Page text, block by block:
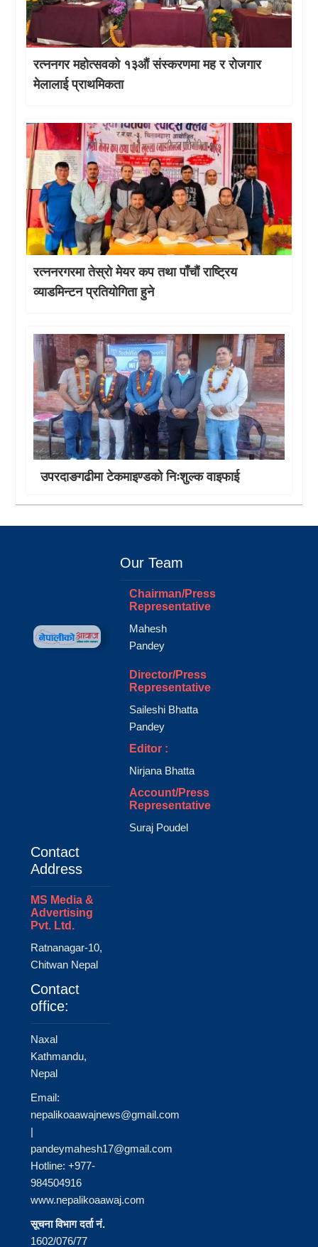
रत्ननगर महोत्सवको १३औं संस्करणमा मह र रोजगार
मेलालाई प्राथमिकता
रत्ननरगरमा तेस्राे मेयर कप तथा पाँचौं राष्ट्रिय
व्याडमिन्टन प्रतियोगिता हुने
उपरदाङगढीमा टेकमाइण्डको निःशुल्क वाइफाई
Our Team
Chairman/Press
Representative
Mahesh
Pandey
Director/Press
Representative
Saileshi Bhatta
Pandey
Editor :
Nirjana Bhatta
Account/Press
Representative
Suraj Poudel
Contact
Address
MS Media &
Advertising
Pvt. Ltd.
Ratnanagar-10,
Chitwan Nepal
Contact
office:
Naxal
Kathmandu,
Nepal
Email:
nepalikoaawajnews@gmail.com
|
pandeymahesh17@gmail.com
Hotline: +977-
984504916
www.nepalikoaawaj.com
सूचना विभाग दर्ता नं.
1602/076/77